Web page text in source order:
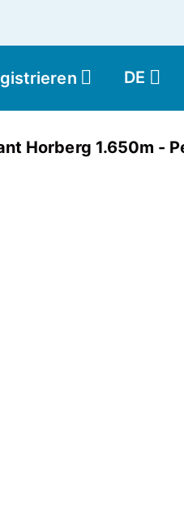
DE
Horberg 1.650m -